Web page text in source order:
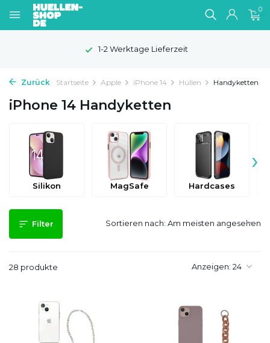
0
100 Tage Widerrufsrecht
Zurück Startseite Apple iPhone 14 Hüllen Handyketten
iPhone 14 Handyketten
Silikon MagSafe Hardcases
›
Filter
28 produkte Anzeigen:
Sortieren nach: